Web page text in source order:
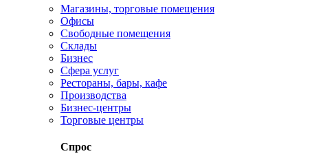
Магазины, торговые помещения
Офисы
Свободные помещения
Склады
Бизнес
Сфера услуг
Рестораны, бары, кафе
Производства
Бизнес-центры
Торговые центры
Спрос